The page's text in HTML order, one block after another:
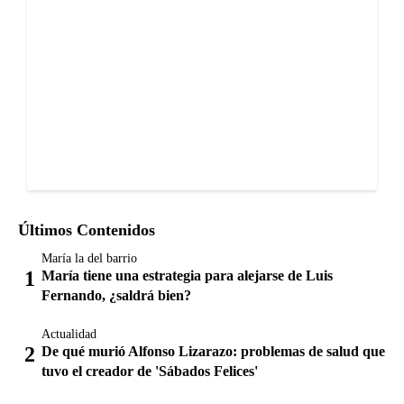
Últimos Contenidos
María la del barrio
María tiene una estrategia para alejarse de Luis
Fernando, ¿saldrá bien?
Actualidad
De qué murió Alfonso Lizarazo: problemas de salud que
tuvo el creador de 'Sábados Felices'